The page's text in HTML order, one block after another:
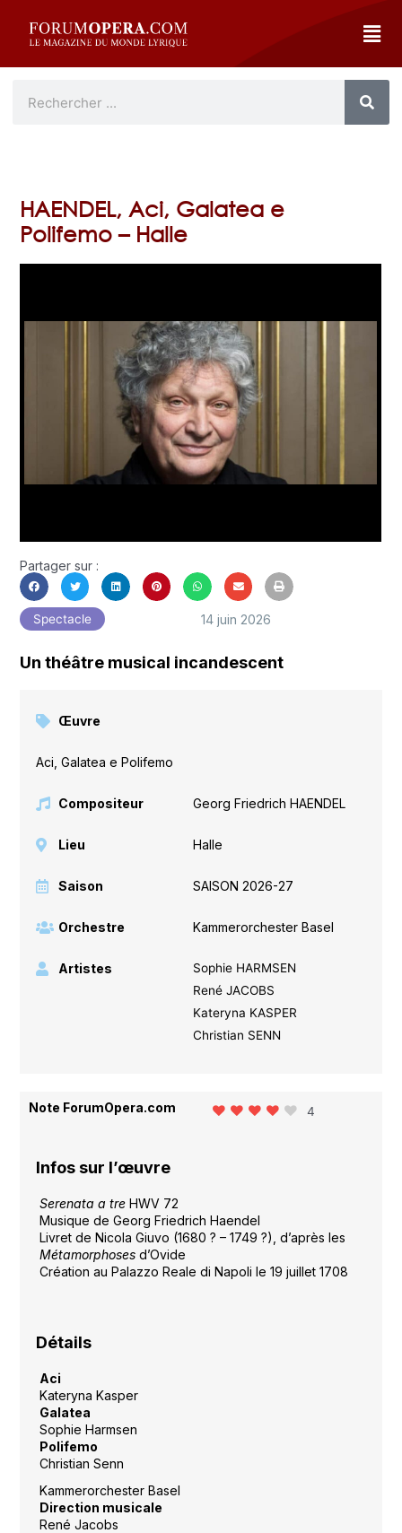
HAENDEL, Aci, Galatea e
Polifemo – Halle
Partager sur :
Spectacle 14 juin 2026
Un théâtre musical incandescent
Œuvre
Aci, Galatea e Polifemo
Compositeur Georg Friedrich HAENDEL
Lieu Halle
Saison SAISON 2026-27
Orchestre Kammerorchester Basel
Artistes
Sophie HARMSEN
René JACOBS
Kateryna KASPER
Christian SENN
Note ForumOpera.com 4
Infos sur l’œuvre
Serenata a treHWV 72
Musique de Georg Friedrich Haendel
Livret de Nicola Giuvo (1680 ? – 1749 ?), d’après les
Métamorphosesd’Ovide
Création au Palazzo Reale di Napoli le 19 juillet 1708
Détails
Aci
Kateryna Kasper
Galatea
Sophie Harmsen
Polifemo
Christian Senn
Kammerorchester Basel
Direction musicale
René Jacobs